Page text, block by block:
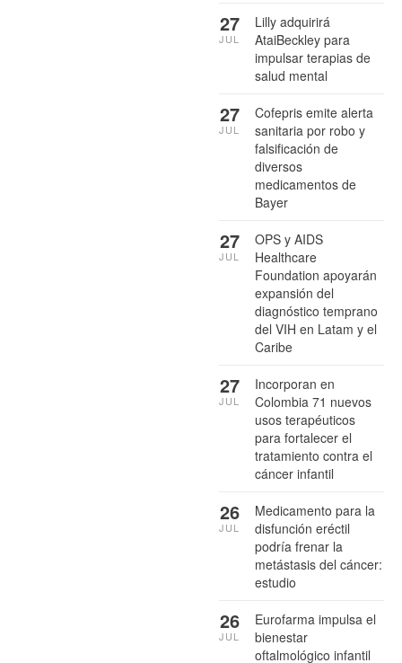
Lilly adquirirá
AtaiBeckley para
impulsar terapias de
salud mental
27
JUL
Cofepris emite alerta
sanitaria por robo y
falsificación de
diversos
medicamentos de
Bayer
27
JUL
OPS y AIDS
Healthcare
Foundation apoyarán
expansión del
diagnóstico temprano
del VIH en Latam y el
Caribe
27
JUL
Incorporan en
Colombia 71 nuevos
usos terapéuticos
para fortalecer el
tratamiento contra el
cáncer infantil
27
JUL
Medicamento para la
disfunción eréctil
podría frenar la
metástasis del cáncer:
estudio
26
JUL
Eurofarma impulsa el
bienestar
oftalmológico infantil
26
JUL